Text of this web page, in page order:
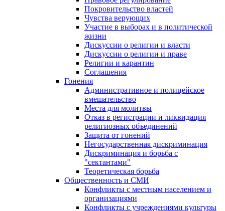
Покровительство властей
Чувства верующих
Участие в выборах и в политической
жизни
Дискуссии о религии и власти
Дискуссии о религии и праве
Религии и карантин
Соглашения
Гонения
Административное и полицейское
вмешательство
Места для молитвы
Отказ в регистрации и ликвидация
религиозных объединений
Защита от гонений
Негосударственная дискриминация
Дискриминация и борьба с
"сектантами"
Теоретическая борьба
Общественность и СМИ
Конфликты с местным населением и
организациями
Конфликты с учреждениями культуры